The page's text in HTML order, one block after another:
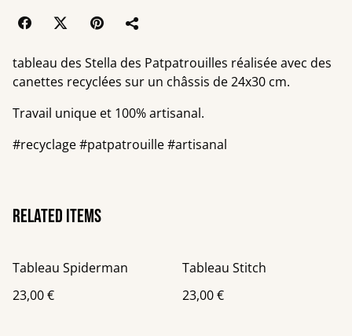
tableau des Stella des Patpatrouilles réalisée avec des
canettes recyclées sur un châssis de 24x30 cm.
Travail unique et 100% artisanal.
#recyclage #patpatrouille #artisanal
Related items
Tableau Spiderman
23,00 €
Tableau Stitch
23,00 €